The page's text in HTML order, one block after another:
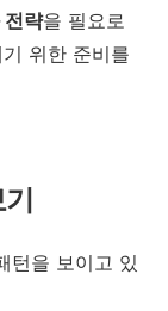
전략을 필요로
위한 준비를
턴을 보이고 있